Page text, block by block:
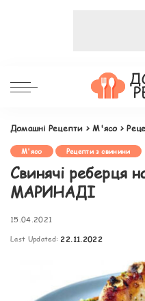
Домашні Рецепти >М'ясо>
М'ясо Рецепти з свинини
Свинячі реберця
МАРИНАДІ
15.04.2021
Last Updated: 22.11.2022